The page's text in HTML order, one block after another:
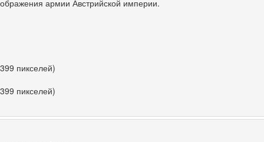
армии Австрийской империи.
пикселей)
пикселей)